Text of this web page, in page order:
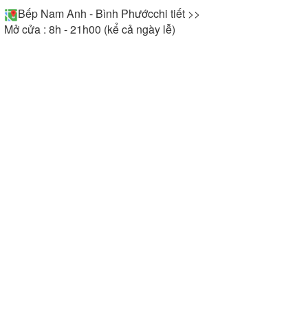
Bếp Nam Anh - Bình Phướcchi tiết >>
Mở cửa : 8h - 21h00 (kể cả ngày lễ)